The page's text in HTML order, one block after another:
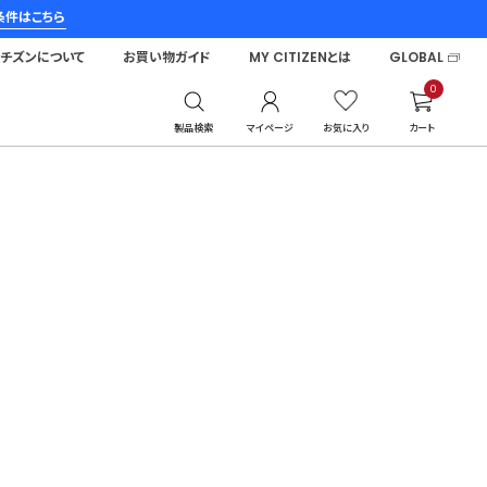
はこちら
製品検索 マイページ お気に入り
0
カート
ズンについて お買い物ガイド MY CITIZENとは GLOBAL